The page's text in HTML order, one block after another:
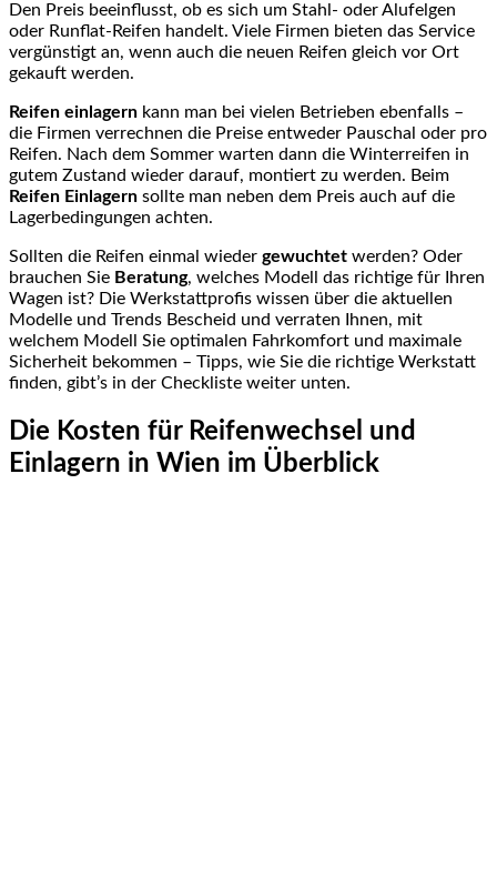
Den Preis beeinflusst, ob es sich um Stahl- oder Alufelgen
oder Runflat-Reifen handelt. Viele Firmen bieten das Service
vergünstigt an, wenn auch die neuen Reifen gleich vor Ort
gekauft werden.
Reifen einlagern kann man bei vielen Betrieben ebenfalls –
die Firmen verrechnen die Preise entweder Pauschal oder pro
Reifen. Nach dem Sommer warten dann die Winterreifen in
gutem Zustand wieder darauf, montiert zu werden. Beim
Reifen Einlagern sollte man neben dem Preis auch auf die
Lagerbedingungen achten.
Sollten die Reifen einmal wieder gewuchtet werden? Oder
brauchen Sie Beratung, welches Modell das richtige für Ihren
Wagen ist? Die Werkstattprofis wissen über die aktuellen
Modelle und Trends Bescheid und verraten Ihnen, mit
welchem Modell Sie optimalen Fahrkomfort und maximale
Sicherheit bekommen – Tipps, wie Sie die richtige Werkstatt
finden, gibt’s in der Checkliste weiter unten.
Die Kosten für Reifenwechsel und
Einlagern in Wien im Überblick